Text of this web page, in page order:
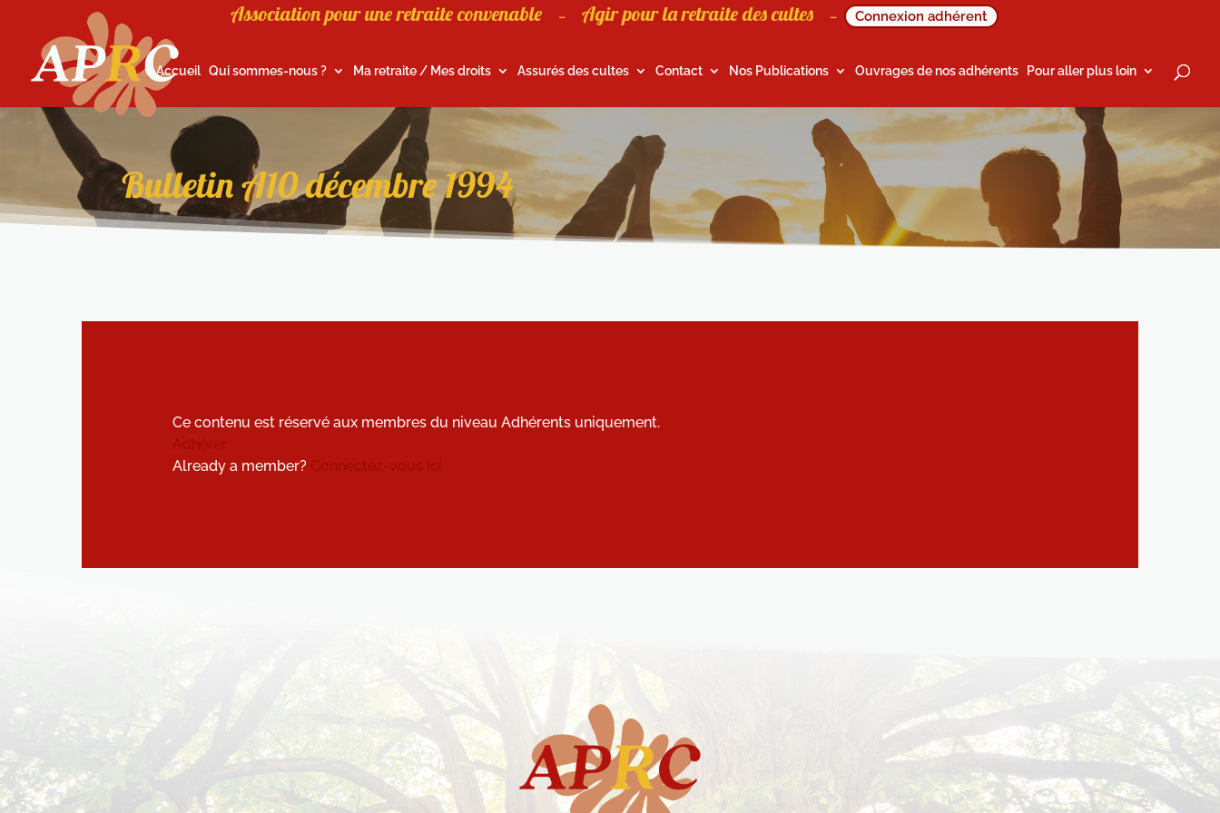
Association pour une retraite convenable – Agir pour la retraite des cultes – Connexion adhérent
Accueil Qui sommes-nous ? Ma retraite / Mes droits Assurés des cultes Contact Nos Publications Ouvrages de nos adhérents Pour aller plus loin
Bulletin A10 décembre 1994
Ce contenu est réservé aux membres du niveau Adhérents uniquement.
Already a member?